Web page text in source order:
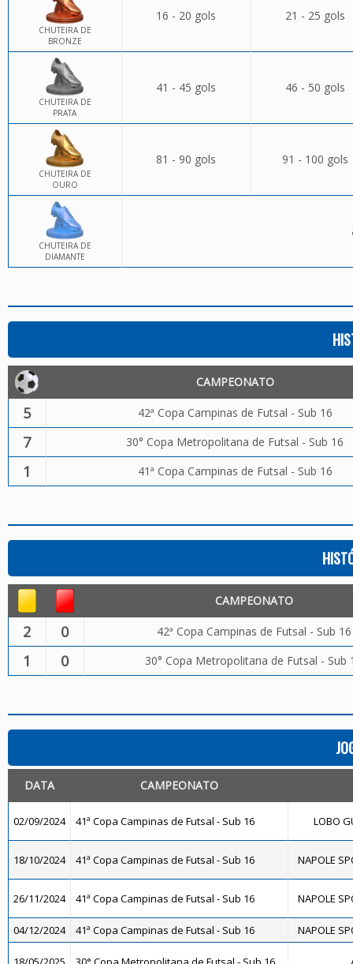
CHUTEIRA DE
BRONZE
16 - 20 gols 21 - 25 gols
CHUTEIRA DE
PRATA
41 - 45 gols 46 - 50 gols
CHUTEIRA DE
OURO
81 - 90 gols 91 - 100 gols
CHUTEIRA DE
DIAMANTE
CAMPEONATO
5 42ª Copa Campinas de Futsal - Sub 16
7 30° Copa Metropolitana de Futsal - Sub 16
1 41ª Copa Campinas de Futsal - Sub 16
CAMPEONATO
2 0 42ª Copa Campinas de Futsal - Sub 16
1 0 30° Copa Metropolitana de Futsal - Sub
DATA CAMPEONATO
02/09/2024 41ª Copa Campinas de Futsal - Sub 16 LOBO
18/10/2024 41ª Copa Campinas de Futsal - Sub 16 NAPOLE
26/11/2024 41ª Copa Campinas de Futsal - Sub 16 NAPOLE
04/12/2024 41ª Copa Campinas de Futsal - Sub 16 NAPOLE